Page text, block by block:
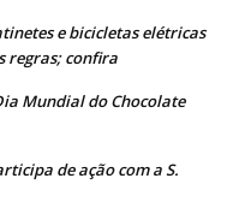
e bicicletas elétricas
regras; confira
Mundial do Chocolate
de ação com a S.